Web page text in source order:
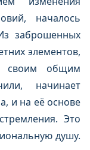
началось
заброшенных
элементов,
своим общим
начинает
и на её основе
Это
душу.